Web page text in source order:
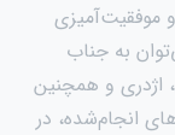
موفقیت‌آمیزی
به جناب
اژدری و همچنین
انجام‌شده، در